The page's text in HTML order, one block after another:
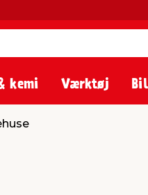
kemi Værktøj